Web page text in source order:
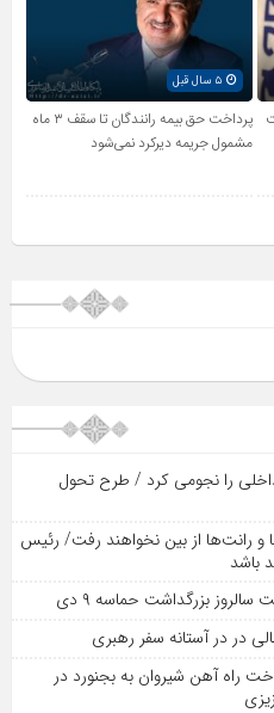
۵ سال قبل
پرداخت حق بیمه رانندگان تا سقف ۳ ماه
مشمول جریمه دیرکرد نمی‌شود
داخلی را نجومی کرد / طرح تحول
و رانت‌ها از بین نخواهند رفت/ رئیس
باشد
بزرگداشت حماسه ۹ دی
در در آستانه سفر رهبری
راه آهن شیروان به بجنورد در